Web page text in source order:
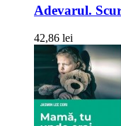
Adevarul.
42,86 lei